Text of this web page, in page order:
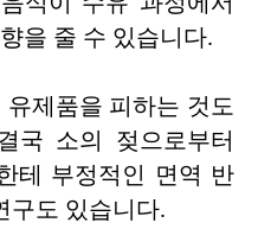
을 줄 수 있습니다.
제품을 피하는 것도
국 소의 젖으로부터
테 부정적인 면역 반
구도 있습니다.